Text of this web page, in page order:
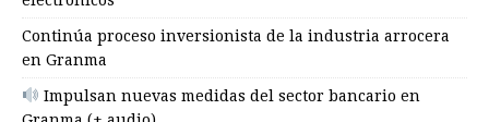
Continúa proceso inversionista de la industria arrocera
en Granma
Impulsan nuevas medidas del sector bancario en